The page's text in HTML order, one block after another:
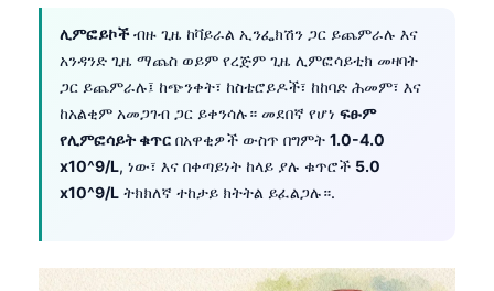
ሊምፎይኮችብዙ ጊዜ ከቫይራል ኢንፌክሽን ጋር ይጨምራሉ እና
አንዳንድ ጊዜ ማጨስ ወይም የረጅም ጊዜ ሊምፎሳይቲክ መዛባት
ጋር ይጨምራሉ፤ ከጭንቀት፣ ከስቴሮይዶች፣ ከከባድ ሕመም፣ እና
ከአልቂም አመጋገብ ጋር ይቀንሳሉ። መደበኛ የሆነ ፍፁም
የሊምፎሳይት ቁጥር በአዋቂዎች ውስጥ በግምት 1.0-4.0
x10^9/L, ነው፣ እና በቀጣይነት ከላይ ያሉ ቁጥሮች 5.0
x10^9/L ትክክለኛ ተከታይ ክትትል ይፈልጋሉ።.